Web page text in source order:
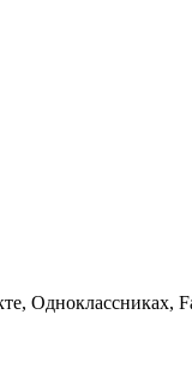
Одноклассниках,